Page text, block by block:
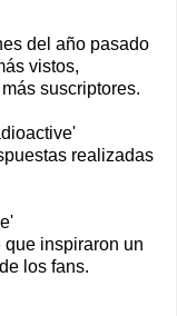
del año pasado
vistos,
suscriptores.
realizadas
inspiraron un
los fans.